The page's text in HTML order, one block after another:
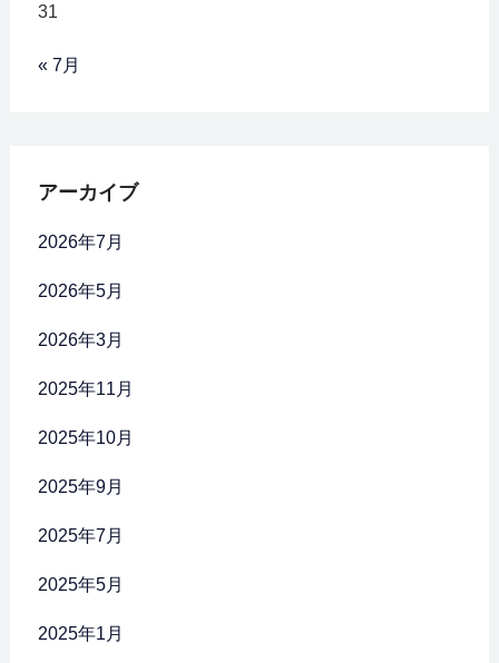
31
« 7月
アーカイブ
2026年7月
2026年5月
2026年3月
2025年11月
2025年10月
2025年9月
2025年7月
2025年5月
2025年1月